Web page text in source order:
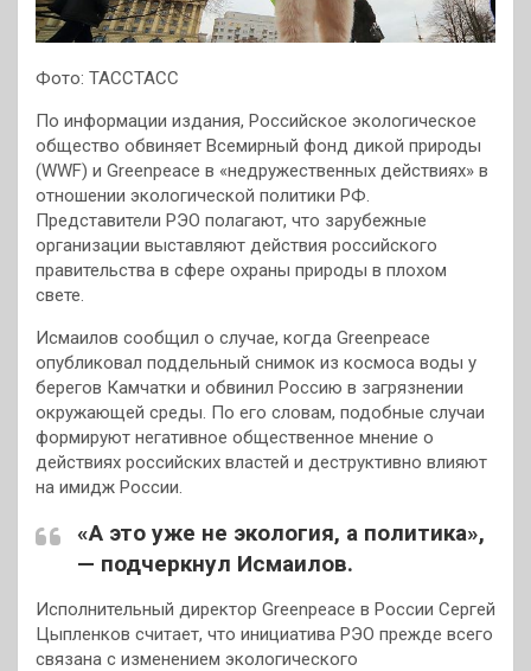
Фото: ТАССТАСС
По информации издания, Российское экологическое
общество обвиняет Всемирный фонд дикой природы
(WWF) и Greenpeace в «недружественных действиях» в
отношении экологической политики РФ.
Представители РЭО полагают, что зарубежные
организации выставляют действия российского
правительства в сфере охраны природы в плохом
свете.
Исмаилов сообщил о случае, когда Greenpeace
опубликовал поддельный снимок из космоса воды у
берегов Камчатки и обвинил Россию в загрязнении
окружающей среды. По его словам, подобные случаи
формируют негативное общественное мнение о
действиях российских властей и деструктивно влияют
на имидж России.
«А это уже не экология, а политика»,
— подчеркнул Исмаилов.
Исполнительный директор Greenpeace в России Сергей
Цыпленков считает, что инициатива РЭО прежде всего
связана с изменением экологического